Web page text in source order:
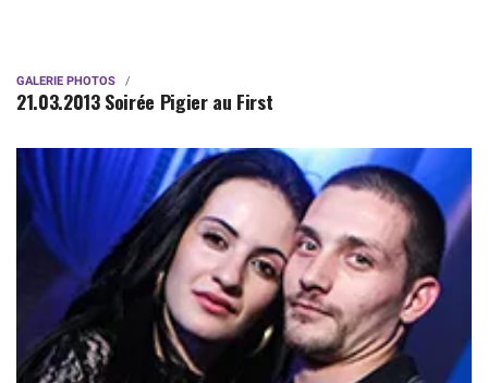
GALERIE PHOTOS
21.03.2013 Soirée Pigier au First